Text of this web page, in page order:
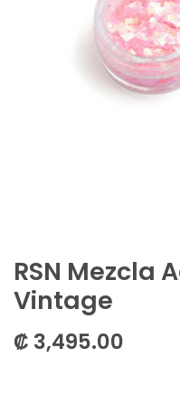
RSN Mezcla
Vintage
₡ 3,495.00